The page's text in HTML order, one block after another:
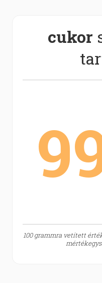
cukor
100 grammra vetített